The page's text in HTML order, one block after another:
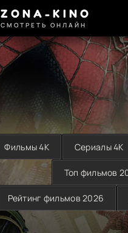
ZONA-KINO
СМОТРЕТЬ ОНЛАЙН
Фильмы 4K Сериалы 4K
Топ фильмов
Рейтинг фильмов 2026